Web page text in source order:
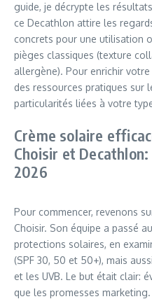
guide, je décrypte les
ce Decathlon attire les
concrets pour une utilisation
pièges classiques (texture
allergène). Pour enrichir votre
des ressources pratiques sur
particularités liées à votre
Crème solaire
Choisir et
2026
Pour commencer, revenons
Choisir. Son équipe a passé
protections solaires, en
(SPF 30, 50 et 50+), mais
et les UVB. Le but était clair:
que les promesses